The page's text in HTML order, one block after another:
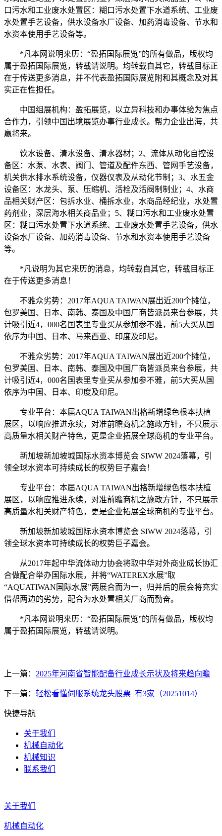
口污水和工业废水处置区：糊口污水处置下水道系统、工业废
水处置手艺设备，供水设备水厂设备、加药消毒设备、节水和
水资本使用手艺设备等。
*凡本网说明来历：“盈拓国际展览”的所有做品，版权均
属于盈拓国际展览，转载请说明。均转载自其它，转载目标正
在于传送更多消息，并不代表盈拓国际展览附和其概念及对其
实正在性担任。
中国组展机构：盈拓展览，以立异科技和办事体验为焦点
合作力，引领中国出境展览办事行业成长。帮力企业出海，共
赢将来。
饮水设备、清水设备、清水器材；2、流体从动化自控设
备区：水泵、水表、阀门、管道及配件东西、管网手艺设备，
机关供水排水系统设备，仪器仪表及从动化节制；3、水五金
设备区：水龙头、泵、压缩机、活栓及活阀制制业；4、水商
品相关财产区：包拆水业、桶拆水业，水商品经纪业，水处置
药剂业，深层海水相关商品业；5、糊口污水和工业废水处置
区：糊口污水处置下水道系统、工业废水处置手艺设备，供水
设备水厂设备、加药消毒设备、节水和水资本使用手艺设备
等。
*凡说明为其它来历的消息，均转载自其它，转载目标正
在于传送更多消息！
不雅众劣势：2017年AQUA TAIWAN展出近200个摊位，
包罗美国、日本、南韩、泰国及中国厂商皆派员来台参展，共
计吸引近4，000名国表里专业买从参加参不雅，前5大买从国
依序为中国、日本、马来西亚、印度及印尼。
不雅众劣势：2017年AQUA TAIWAN展出近200个摊位，
包罗美国、日本、南韩、泰国及中国厂商皆派员来台参展，共
计吸引近4，000名国表里专业买从参加参不雅，前5大买从国
依序为中国、日本、印度及印尼。
专业平台：本届AQUA TAIWAN出格新增绿色根本扶植
展区，以响应推进永续，对准前瞻商机之施政方针，不只展示
高质量水相关财产特色，更是企业拓展全球商机的专业平台。
新加坡新加坡城国际水资本博览会 SIWW 2024落幕，引
领全球水资本可持续成长的权势巨子嘉会！
专业平台：本届AQUA TAIWAN出格新增绿色根本扶植
展区，以响应推进永续，对准前瞻商机之施政方针，不只展示
高质量水相关财产特色，更是企业拓展全球商机的专业平台。
新加坡新加坡城国际水资本博览会 SIWW 2024落幕，引
领全球水资本可持续成长的权势巨子嘉会。
从2017年起中华流体动力协会将取中华对外商业成长协汇
合做配合举办国际水展，并将“WATEREX水展”取
“AQUATIWAN国际水展”两展合而为一，归并后的展会将充实
借帮两边的劣势，配合为水处置相关厂商而勤奋。
*凡本网说明来历：“盈拓国际展览”的所有做品，版权均
属于盈拓国际展览，转载请说明。
上一篇： 2025年河南省智能配备行业成长示状及将来趋向瞻
下一篇： 轻松看懂伺服系统龙头股票_有3家（20251014）
快捷导航
关于我们
机械自动化
机械知识
联系我们
关于我们
机械自动化